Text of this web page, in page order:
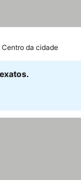
da cidade